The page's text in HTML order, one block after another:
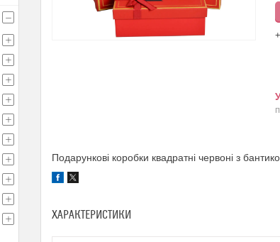
Подарункові коробки квадратні червоні з
ХАРАКТЕРИСТИКИ